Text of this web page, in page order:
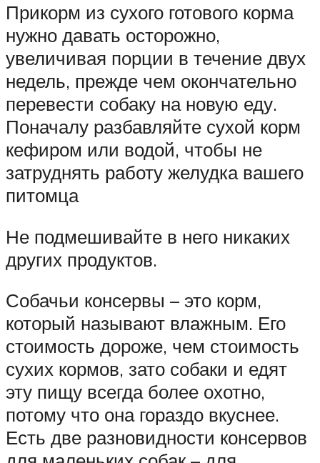
Прикорм из сухого готового корма
нужно давать осторожно,
увеличивая порции в течение двух
недель, прежде чем окончательно
перевести собаку на новую еду.
Поначалу разбавляйте сухой корм
кефиром или водой, чтобы не
затруднять работу желудка вашего
питомца
Не подмешивайте в него никаких
других продуктов.
Собачьи консервы – это корм,
который называют влажным. Его
стоимость дороже, чем стоимость
сухих кормов, зато собаки и едят
эту пищу всегда более охотно,
потому что она гораздо вкуснее.
Есть две разновидности консервов